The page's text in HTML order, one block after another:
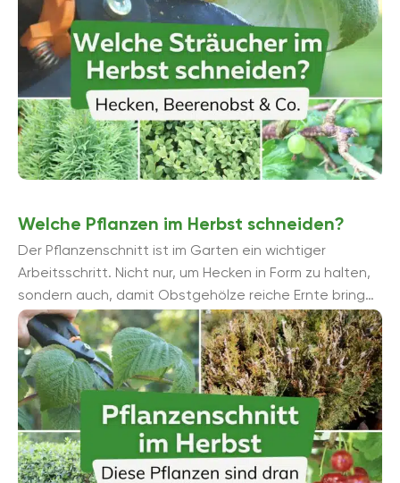
Welche Pflanzen im Herbst schneiden?
Der Pflanzenschnitt ist im Garten ein wichtiger
Arbeitsschritt. Nicht nur, um Hecken in Form zu halten,
sondern auch, damit Obstgehölze reiche Ernte bringen
und Stauden blühfreudig bleiben. Einige ...